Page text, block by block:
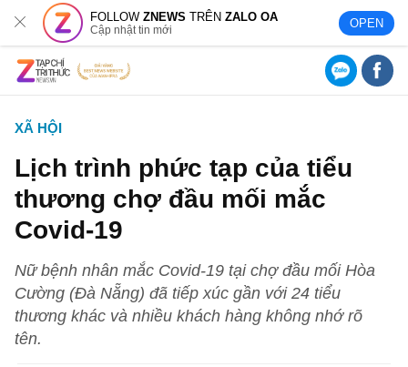
FOLLOWZNEWS TRÊNZALO OA
Cập nhật tin mới OPEN
XÃ HỘI
Lịch trình phức tạp của tiểu
thương chợ đầu mối mắc
Covid-19
Nữ bệnh nhân mắc Covid-19 tại chợ đầu mối Hòa
Cường (Đà Nẵng) đã tiếp xúc gần với 24 tiểu
thương khác và nhiều khách hàng không nhớ rõ
tên.